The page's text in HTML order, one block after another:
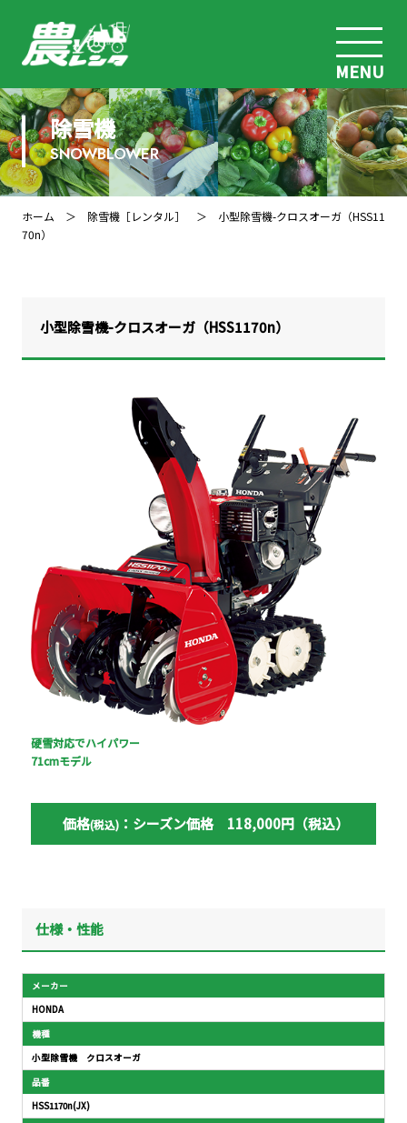
MENU
除雪機
SNOWBLOWER
ホーム ＞ 除雪機［レンタル］
＞ 小型除雪機-クロスオーガ（HSS11
70n）
小型除雪機-クロスオーガ（HSS1170n）
硬雪対応でハイパワー
71cmモデル
価格(税込) ：シーズン価格 118,000円（税込）
仕様・性能
メーカー
HONDA
機種
小型除雪機 クロスオーガ
品番
HSS1170n(JX)